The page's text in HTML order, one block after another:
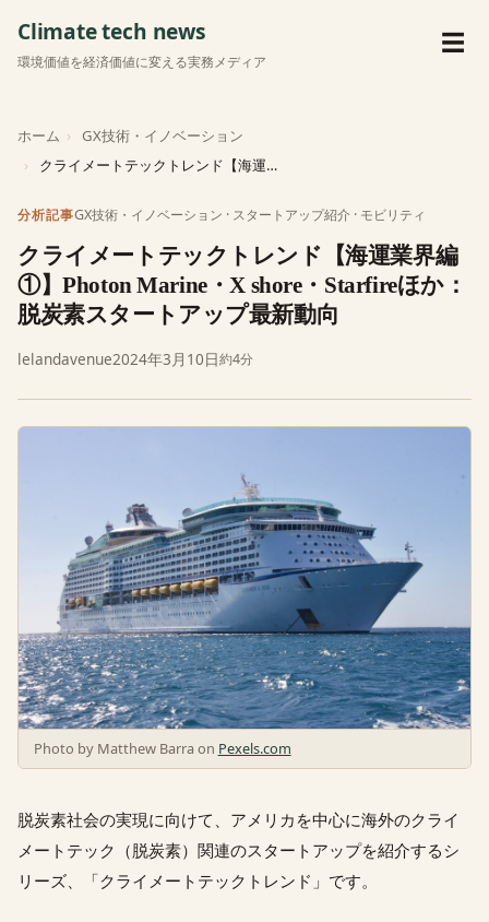
Climate tech news
環境価値を経済価値に変える実務メディア
メ
☰
ホーム
GX技術・イノベーション
クライメートテックトレンド【海運業界編①】Photon Marine・X s…
分析記事GX技術・イノベーション · スタートアップ紹介· モビリティ
クライメートテックトレンド【海運業界編
①】Photon Marine・X shore・Starfireほか：
脱炭素スタートアップ最新動向
lelandavenue2024年3月10日約4分
Photo by Matthew Barra on Pexels.com
脱炭素社会の実現に向けて、アメリカを中心に海外のクライ
メートテック（脱炭素）関連のスタートアップを紹介するシ
リーズ、「クライメートテックトレンド」です。